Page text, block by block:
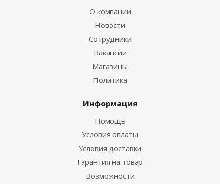
О компании
Новости
Сотрудники
Вакансии
Магазины
Политика
Информация
Помощь
Условия оплаты
Условия доставки
Гарантия на товар
Возможности